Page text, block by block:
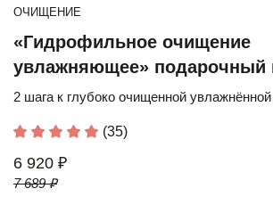
ОЧИЩЕНИЕ
«Гидрофильное очищение
увлажняющее»
набор
2 шага к глубоко очищенной
(35)
6 920 ₽
7 689 ₽